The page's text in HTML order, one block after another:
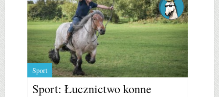
Sport
Sport: Łucznictwo konne